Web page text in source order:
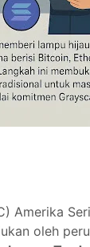
Amerika
oleh